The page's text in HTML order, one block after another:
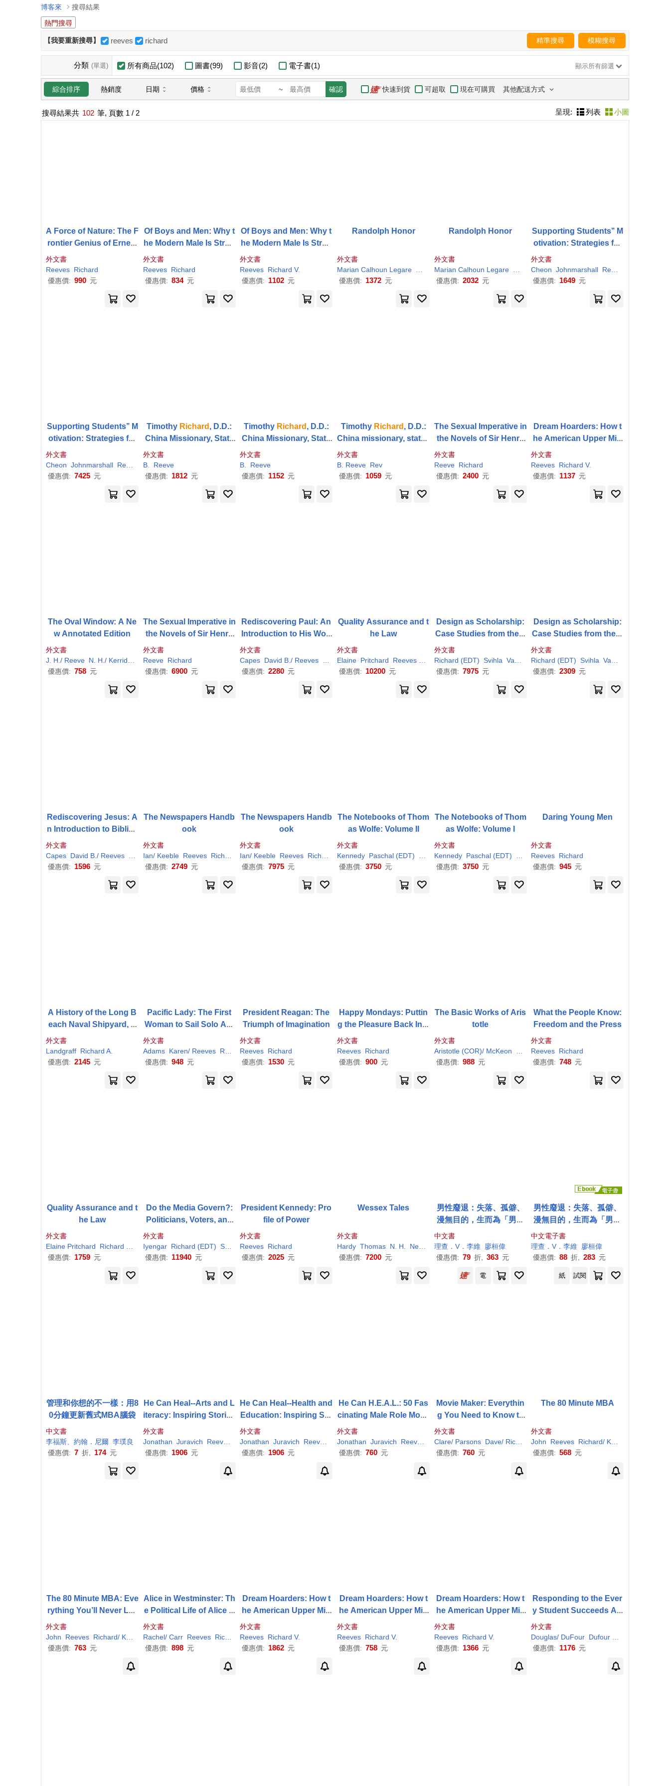
博客來
搜尋結果
熱門搜尋
【我要重新搜尋】 reeves richard 精準搜尋 模糊搜尋
分類 (單選) 所有商品(102) 圖書(99) 影音(2) 電子書(1) 顯示所有篩選
綜合排序 熱銷度 日期 價格 ~ 確認 快速到貨 可超取 現在可購買 其他配送方式
搜尋結果共 102 筆, 頁數 1 / 2 呈現: 列表 小圖
A Force of Nature: The F
rontier Genius of Ernest
外文書
Reeves Richard
優惠價: 990 元
Of Boys and Men: Why t
he Modern Male Is Strug
gling, Why It Matters, an
d What to Do about It
外文書
Reeves Richard
優惠價: 834 元
Of Boys and Men: Why t
he Modern Male Is Strug
gling, Why It Matters, an
d What to Do about It
外文書
Reeves Richard V.
優惠價: 1102 元
Randolph Honor
外文書
Marian Calhoun Legare
Reeves RichardHooker Wilmer
優惠價: 1372 元
Randolph Honor
外文書
Marian Calhoun Legare
Reeves RichardHooker Wilmer
優惠價: 2032 元
Supporting Students’’ M
otivation: Strategies for
外文書
Cheon Johnmarshall Reeve
優惠價: 1649 元
Supporting Students’’ M
otivation: Strategies for
外文書
Cheon Johnmarshall Reeve RichardM.
優惠價: 7425 元
Timothy Richard , D.D.:
China Missionary, State
sman and Reformer
外文書
B.
Reeve
優惠價: 1812 元
Timothy Richard , D.D.:
China Missionary, State
sman and Reformer
外文書
B.
Reeve
優惠價: 1152 元
Timothy Richard , D.D.:
China missionary, states
man and reformer
外文書
B. Reeve Rev
優惠價: 1059 元
The Sexual Imperative in
the Novels of Sir Henry
Rider Haggard
外文書
Reeve Richard
優惠價: 2400 元
Dream Hoarders: How t
he American Upper Mid
dle Class Is Leaving Eve
ryone Else in the Dust,
Why That Is a Problem,
外文書
Reeves Richard V.
優惠價: 1137 元
The Oval Window: A Ne
w Annotated Edition
外文書
J. H./ Reeve N. H./ Kerridge Prynne
Richard
優惠價: 758 元
The Sexual Imperative in
the Novels of Sir Henry
Rider Haggard
外文書
Reeve Richard
優惠價: 6900 元
Rediscovering Paul: An
Introduction to His Worl
d, Letters and Theology
外文書
Capes David B./ Reeves E. Randolph Rodney/Richards
優惠價: 2280 元
Quality Assurance and t
he Law
外文書
Elaine Pritchard Reeves
Richard
優惠價: 10200 元
Design as Scholarship:
Case Studies from the L
earning Sciences
外文書
Richard (EDT) Svihla Vanessa (EDT)/
Reeve
優惠價: 7975 元
Design as Scholarship:
Case Studies from the L
earning Sciences
外文書
Richard (EDT) Svihla Vanessa (EDT)/
優惠價: 2309 元
Rediscovering Jesus: A
n Introduction to Biblica
l, Religious and Cultural
Perspectives on Christ
外文書
Capes David B./ Reeves E. Randolph Rodney/Richards
優惠價: 1596 元
The Newspapers Handb
ook
外文書
Ian/ Keeble Reeves Richard
Lance
優惠價: 2749 元
The Newspapers Handb
ook
外文書
Ian/ Keeble Reeves Richard
Lance
優惠價: 7975 元
The Notebooks of Thom
as Wolfe: Volume II
外文書
Kennedy Paschal (EDT) RichardS. (EDT)/Reeves
優惠價: 3750 元
The Notebooks of Thom
as Wolfe: Volume I
外文書
Kennedy Paschal (EDT) RichardS. (EDT)/Reeves
優惠價: 3750 元
Daring Young Men
外文書
Reeves Richard
優惠價: 945 元
A History of the Long B
each Naval Shipyard, R
oosevelt Base &
Field N.a.s.
外文書
Landgraff Richard A.
優惠價: 2145 元
Pacific Lady: The First
Woman to Sail Solo Acr
oss the World’s Largest
Ocean
外文書
Adams Karen/ Reeves Richard (FRW)
Sharon Sites/ Coates
優惠價: 948 元
President Reagan: The
Triumph of Imagination
外文書
Reeves Richard
優惠價: 1530 元
Happy Mondays: Puttin
g the Pleasure Back Into
外文書
Reeves Richard
優惠價: 900 元
The Basic Works of Aris
totle
外文書
Aristotle (COR)/ McKeon
C. D. C. (INT) Richard
優惠價: 988 元
What the People Know:
Freedom and the Press
外文書
Reeves Richard
優惠價: 748 元
Quality Assurance and t
he Law
外文書
Elaine Pritchard
Richard
Reeves
優惠價: 1759 元
Do the Media Govern?:
Politicians, Voters, and
Reporters in America
外文書
Iyengar Richard (EDT) Shanto (EDT)/
Reeves
優惠價: 11940 元
President Kennedy: Pro
file of Power
外文書
Reeves Richard
優惠價: 2025 元
Wessex Tales
外文書
Hardy Thomas N. H. Nemesvari Reeve Richard
優惠價: 7200 元
男性廢退：失落、孤僻、
漫無目的，生而為「男」
我很抱歉?苦苦掙扎的男性
困境，我們能怎麼做。
中文書
理查．V．李維 廖桓偉
優惠價: 79 折, 363 元
男性廢退：失落、孤僻、
漫無目的，生而為「男」
我很抱歉?苦苦掙扎的男性
困境，我們能怎麼做。 (電
子書)
中文電子書
理查．V．李維 廖桓偉
優惠價: 88 折, 283 元
電 紙 試閱
管理和你想的不一樣：用8
0分鐘更新舊式MBA腦袋
中文書
李福斯、約翰．尼爾 李璞良
優惠價: 7 折, 174 元
He Can Heal--Arts and L
iteracy: Inspiring Stories
of Men Who Changed th
e World
外文書
Jonathan Juravich Reeves RichardV. Chris King
優惠價: 1906 元
He Can Heal--Health and
Education: Inspiring Sto
ries of Men Who Change
d the World
外文書
Jonathan Juravich Reeves RichardV. Chris King
優惠價: 1906 元
He Can H.E.A.L.: 50 Fas
cinating Male Role Mode
ls Throughout History W
orking in Health, Educati
on, Arts, and Literacy
外文書
Jonathan Juravich Reeves
Richard
優惠價: 760 元
Movie Maker: Everythin
g You Need to Know to
Create Films on Your Ce
ll Phone or Digital Came
ra
外文書
Clare/ Parsons Dave/ Richards Garry (ILT) Grabham Suridh/
優惠價: 760 元
The 80 Minute MBA
外文書
John
Reeves Richard/ Knell
優惠價: 568 元
The 80 Minute MBA: Eve
rything You’ll Never Lea
rn at Business School
外文書
John
Reeves Richard/ Knell
優惠價: 763 元
Alice in Westminster: Th
e Political Life of Alice B
外文書
Rachel/ Carr Reeves Richard
(CON)
優惠價: 898 元
Dream Hoarders: How t
he American Upper Mid
dle Class Is Leaving Eve
ryone Else in the Dust,
Why That Is a Problem,
外文書
Reeves Richard V.
優惠價: 1862 元
Dream Hoarders: How t
he American Upper Mid
dle Class Is Leaving Eve
ryone Else in the Dust,
Why That Is a Problem,
外文書
Reeves Richard V.
優惠價: 758 元
Dream Hoarders: How t
he American Upper Mid
dle Class Is Leaving Eve
ryone Else in the Dust,
Why That Is a Problem,
外文書
Reeves Richard V.
優惠價: 1366 元
Responding to the Ever
y Student Succeeds AC
T with the Plc at Work (T
m) Process: (integrating
Essa and Professional L
外文書
Douglas/ DuFour Dufour
優惠價: 1176 元